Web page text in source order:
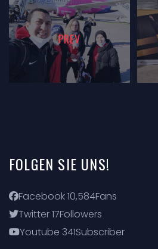
PREV
FOLGEN SIE UNS!
Facebook10,584Fans
Twitter17Followers
Youtube 341Subscriber